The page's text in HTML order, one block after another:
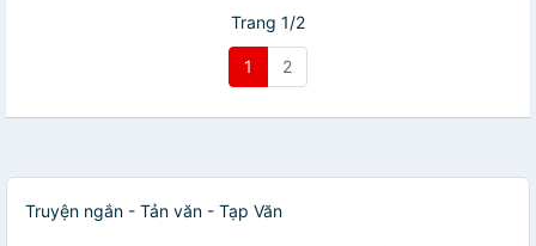
Trang 1/2
1 2
Truyện ngắn - Tản văn - Tạp Văn